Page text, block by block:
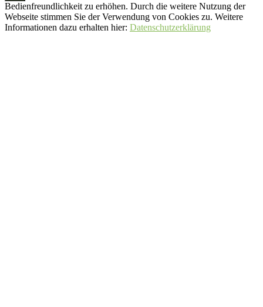
Bedienfreundlichkeit zu erhöhen. Durch die weitere Nutzung der
Webseite stimmen Sie der Verwendung von Cookies zu. Weitere
Informationen dazu erhalten hier: Datenschutzerklärung